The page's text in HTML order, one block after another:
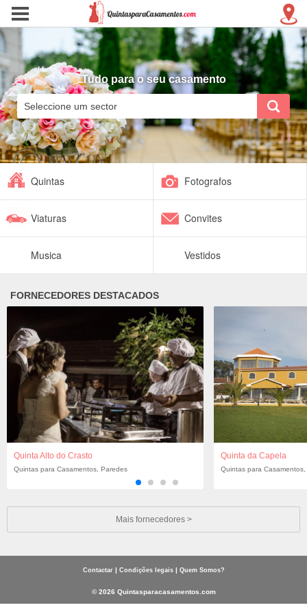
Tudo para o seu casamento
Quintas Fotografos
Viaturas Convites
Musica Vestidos
FORNECEDORES DESTACADOS
Quinta Alto do Crasto
Quintas para Casamentos, Paredes
Quinta da Capela
Quintas para Casamentos,
Mais fornecedores >
Contactar| Condições legais| Quem Somos?
© 2026 Quintasparacasamentos.com